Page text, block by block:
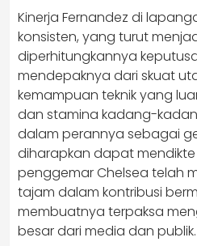
Kinerja Fernandez di
konsisten, yang turut
diperhitungkannya
mendepaknya dari skuat
kemampuan teknik yang
dan stamina kadang-
dalam perannya sebagai
diharapkan dapat
penggemar Chelsea telah
tajam dalam kontribusi
membuatnya terpaksa
besar dari media dan publik.